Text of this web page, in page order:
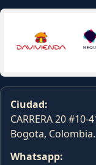
Ciudad:
CARRERA 20 #10-
Bogota, Colombia.
Whatsapp: